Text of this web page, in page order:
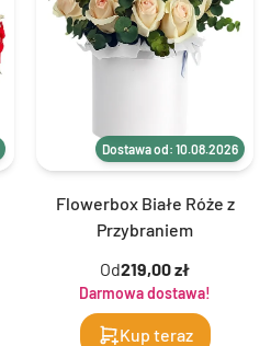
Dostawa od: 10.08.2026
Flowerbox Białe Róże z
Przybraniem
Od219,00 zł
Darmowa dostawa!
Kup teraz